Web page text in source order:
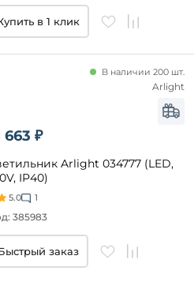
в 1 клик
663 ₽
Arlight 034777 (LED,
IP40)
5.0 1
В наличии 200 шт.
385983
Arlight
заказ